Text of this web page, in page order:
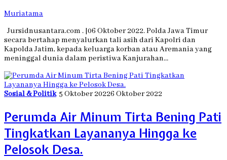
Muriatama
Jursidnusantara.com . |06 Oktober 2022. Polda Jawa Timur
secara bertahap menyalurkan tali asih dari Kapolri dan
Kapolda Jatim, kepada keluarga korban atau Aremania yang
meninggal dunia dalam peristiwa Kanjurahan…
Sosial & Politik 5 Oktober 20226 Oktober 2022
Perumda Air Minum Tirta Bening Pati
Tingkatkan Layananya Hingga ke
Pelosok Desa.